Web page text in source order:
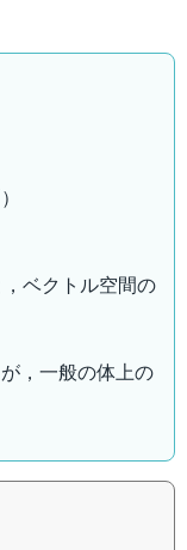
）
ベクトル空間の
，一般の体上の